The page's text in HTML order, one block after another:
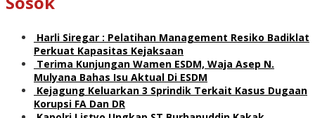
Harli Siregar : Pelatihan Management Resiko Badiklat
Perkuat Kapasitas Kejaksaan
Terima Kunjungan Wamen ESDM, Waja Asep N.
Mulyana Bahas Isu Aktual Di ESDM
Kejagung Keluarkan 3 Sprindik Terkait Kasus Dugaan
Korupsi FA Dan DR